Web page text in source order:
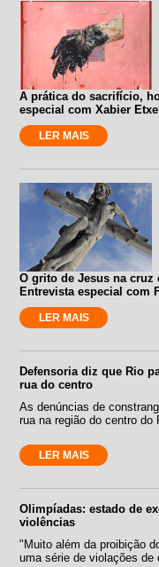
A prática do sacrifício,
especial com Xabier
LER MAIS
O grito de Jesus na cruz
Entrevista especial com
LER MAIS
Defensoria diz que Rio
rua do centro
As denúncias de
rua na região do centro
LER MAIS
Olimpíadas: estado de
violências
"Muito além da proibição
uma série de violações